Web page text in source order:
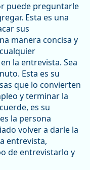
puede preguntarle
Esta es una
sus
manera concisa y
la entrevista. Sea
Esta es su
que lo convierten
y terminar la
es su
la persona
volver a darle la
entrevista,
de entrevistarlo y